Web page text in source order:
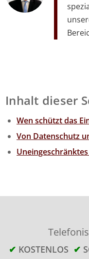
Inhalt dieser
Wen schützt das
Von Datenschutz
✔ KOSTENLOS ✔